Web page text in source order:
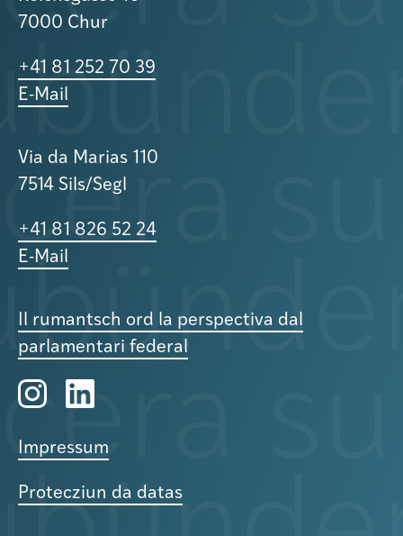
7000 Chur
+41 81 252 70 39
E-Mail
Via da Marias 110
7514 Sils/Segl
+41 81 826 52 24
E-Mail
Il rumantsch ord la perspectiva dal
parlamentari federal
Impressum
Protecziun da datas